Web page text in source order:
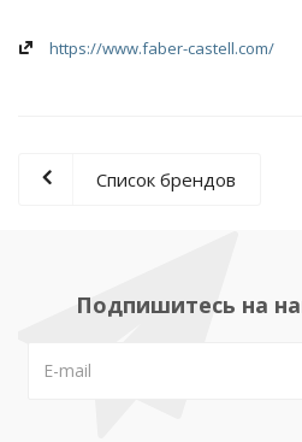
https://www.faber-castell.com/
Список брендов
Подпишитесь на